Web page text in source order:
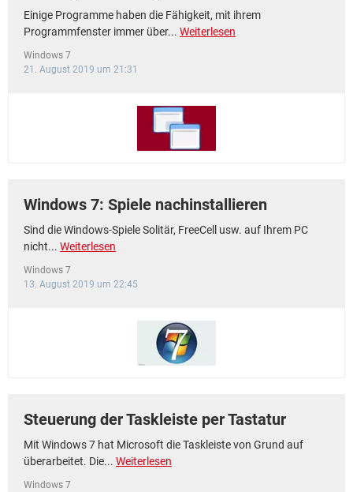
Einige Programme haben die Fähigkeit, mit ihrem
Programmfenster immer über... Weiterlesen
Windows 7
21. August 2019 um 21:31
Windows 7: Spiele nachinstallieren
Sind die Windows-Spiele Solitär, FreeCell usw. auf Ihrem PC
nicht... Weiterlesen
Windows 7
13. August 2019 um 22:45
Steuerung der Taskleiste per Tastatur
Mit Windows 7 hat Microsoft die Taskleiste von Grund auf
überarbeitet. Die... Weiterlesen
Windows 7